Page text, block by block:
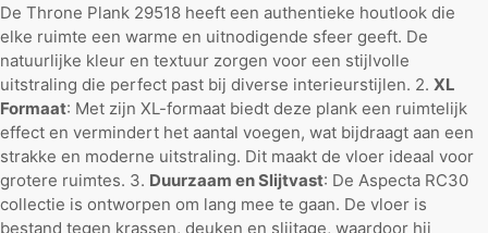
De Throne Plank 29518 heeft een authentieke houtlook die
elke ruimte een warme en uitnodigende sfeer geeft. De
natuurlijke kleur en textuur zorgen voor een stijlvolle
uitstraling die perfect past bij diverse interieurstijlen. 2. XL
Formaat: Met zijn XL-formaat biedt deze plank een ruimtelijk
effect en vermindert het aantal voegen, wat bijdraagt aan een
strakke en moderne uitstraling. Dit maakt de vloer ideaal voor
grotere ruimtes. 3. Duurzaam en Slijtvast: De Aspecta RC30
collectie is ontworpen om lang mee te gaan. De vloer is
bestand tegen krassen, deuken en slijtage, waardoor hij